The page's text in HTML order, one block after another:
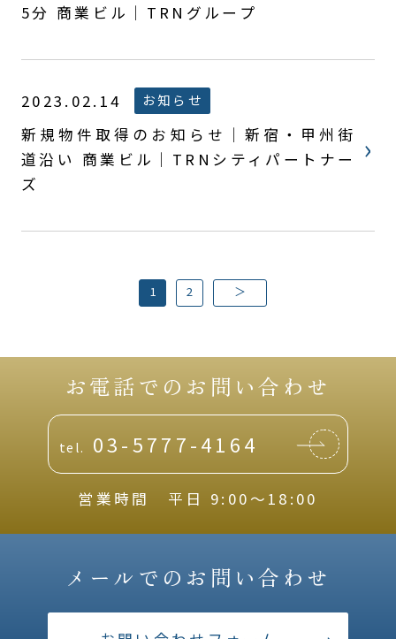
5分 商業ビル｜TRNグループ
2023.02.14 お知らせ
新規物件取得のお知らせ｜新宿・甲州街
道沿い 商業ビル｜TRNシティパートナー
ズ
1 2 ＞
お電話でのお問い合わせ
tel. 03-5777-4164
営業時間 平日 9:00〜18:00
メールでのお問い合わせ